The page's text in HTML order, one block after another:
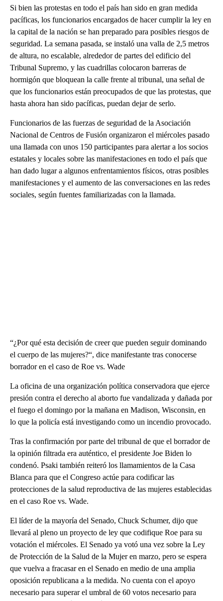
Si bien las protestas en todo el país han sido en gran medida
pacíficas, los funcionarios encargados de hacer cumplir la ley en
la capital de la nación se han preparado para posibles riesgos de
seguridad. La semana pasada, se instaló una valla de 2,5 metros
de altura, no escalable, alrededor de partes del edificio del
Tribunal Supremo, y las cuadrillas colocaron barreras de
hormigón que bloquean la calle frente al tribunal, una señal de
que los funcionarios están preocupados de que las protestas, que
hasta ahora han sido pacíficas, puedan dejar de serlo.
Funcionarios de las fuerzas de seguridad de la Asociación
Nacional de Centros de Fusión organizaron el miércoles pasado
una llamada con unos 150 participantes para alertar a los socios
estatales y locales sobre las manifestaciones en todo el país que
han dado lugar a algunos enfrentamientos físicos, otras posibles
manifestaciones y el aumento de las conversaciones en las redes
sociales, según fuentes familiarizadas con la llamada.
“¿Por qué esta decisión de creer que pueden seguir dominando
el cuerpo de las mujeres?“, dice manifestante tras conocerse
borrador en el caso de Roe vs. Wade
La oficina de una organización política conservadora que ejerce
presión contra el derecho al aborto fue vandalizada y dañada por
el fuego el domingo por la mañana en Madison, Wisconsin, en
lo que la policía está investigando como un incendio provocado.
Tras la confirmación por parte del tribunal de que el borrador de
la opinión filtrada era auténtico, el presidente Joe Biden lo
condenó. Psaki también reiteró los llamamientos de la Casa
Blanca para que el Congreso actúe para codificar las
protecciones de la salud reproductiva de las mujeres establecidas
en el caso Roe vs. Wade.
El líder de la mayoría del Senado, Chuck Schumer, dijo que
llevará al pleno un proyecto de ley que codifique Roe para su
votación el miércoles. El Senado ya votó una vez sobre la Ley
de Protección de la Salud de la Mujer en marzo, pero se espera
que vuelva a fracasar en el Senado en medio de una amplia
oposición republicana a la medida. No cuenta con el apoyo
necesario para superar el umbral de 60 votos necesario para